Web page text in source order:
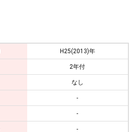
H25(2013)年
2年付
なし
-
-
-